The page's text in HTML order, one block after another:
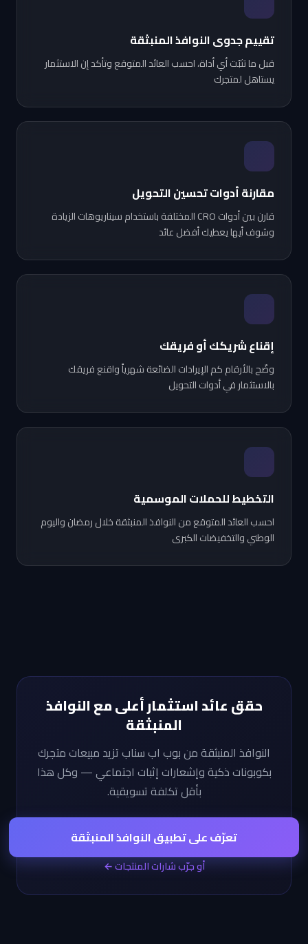
تقييم جدوى النوافذ المنبثقة
قبل ما تثبّت أي أداة، احسب العائد المتوقع وتأكد إن الاستثمار
يستاهل لمتجرك
مقارنة أدوات تحسين التحويل
قارن بين أدوات CRO المختلفة باستخدام سيناريوهات الزيادة
وشوف أيها يعطيك أفضل عائد
إقناع شريكك أو فريقك
وضّح بالأرقام كم الإيرادات الضائعة شهرياً واقنع فريقك
بالاستثمار في أدوات التحويل
التخطيط للحملات الموسمية
احسب العائد المتوقع من النوافذ المنبثقة خلال رمضان واليوم
الوطني والتخفيضات الكبرى
حقق عائد استثمار أعلى مع النوافذ
المنبثقة
النوافذ المنبثقة من بوب اب سناب تزيد مبيعات متجرك
بكوبونات ذكية وإشعارات إثبات اجتماعي — وكل هذا
بأقل تكلفة تسويقية.
تعرّف على تطبيق النوافذ المنبثقة
أو جرّب شارات المنتجات ←